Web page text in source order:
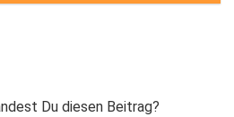
Du diesen Beitrag?